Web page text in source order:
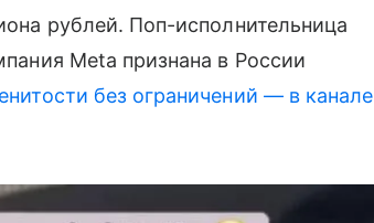
рублей. Поп-исполнительница
Meta признана в России
без ограничений — в канале